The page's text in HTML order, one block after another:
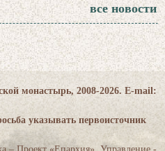
все новости
монастырь, 2008-2026. E-mail:
указывать первоисточник